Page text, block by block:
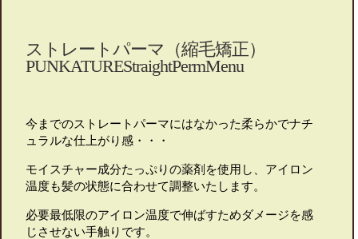
ストレートパーマ（縮毛矯正）
PUNKATUREStraightPermMenu
今までのストレートパーマにはなかった柔らかでナチ
ュラルな仕上がり感・・・
モイスチャー成分たっぷりの薬剤を使用し、アイロン
温度も髪の状態に合わせて調整いたします。
必要最低限のアイロン温度で伸ばすためダメージを感
じさせない手触りです。